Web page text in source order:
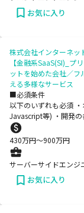
お気に入り
株式会社インターネッ
【金融系SaaS(SI)_プ
ットを始めた会社／
える多様なサービス
■必須条件
以下のいずれも必須 ・
Javascript等) ・開発
430万円〜900万円
サーバーサイドエンジ
お気に入り